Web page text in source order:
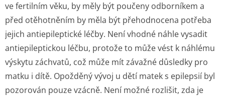
ve fertilním věku, by měly být poučeny odborníkem a
před otěhotněním by měla být přehodnocena potřeba
jejich antiepileptické léčby. Není vhodné náhle vysadit
antiepileptickou léčbu, protože to může vést k náhlému
výskytu záchvatů, což může mít závažné důsledky pro
matku i dítě. Opožděný vývoj u dětí matek s epilepsií byl
pozorován pouze vzácně. Není možné rozlišit, zda je